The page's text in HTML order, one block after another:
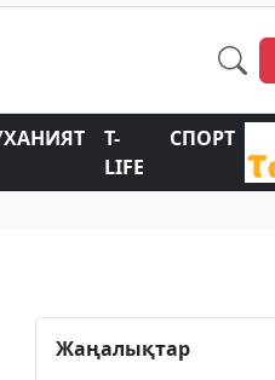
T-
LIFE
СПОРТ
Жаңалықтар